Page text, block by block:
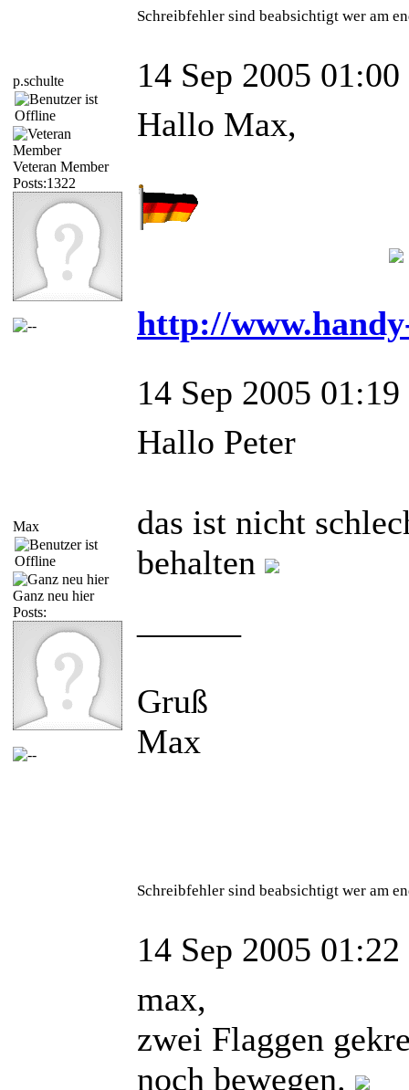
Schreibfehler sind beabsichtigt wer am
p.schulte
Veteran Member
Posts:1322
14 Sep 2005 01:00
Hallo Max,
http://
Max
Ganz neu hier
Posts:
14 Sep 2005 01:19
Hallo Peter
das ist nicht
behalten
Gruß
Max
Schreibfehler sind beabsichtigt wer am
14 Sep 2005 01:22
max,
zwei Flaggen
noch bewegen.